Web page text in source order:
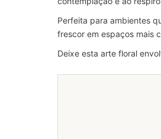
Perfeita para ambientes
frescor em espaços mais
Deixe esta arte floral